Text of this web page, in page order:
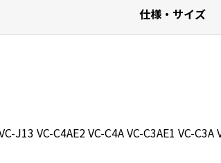
仕様・サイズ
VC-C4AE2 VC-C4A VC-C3AE1 VC-C3A